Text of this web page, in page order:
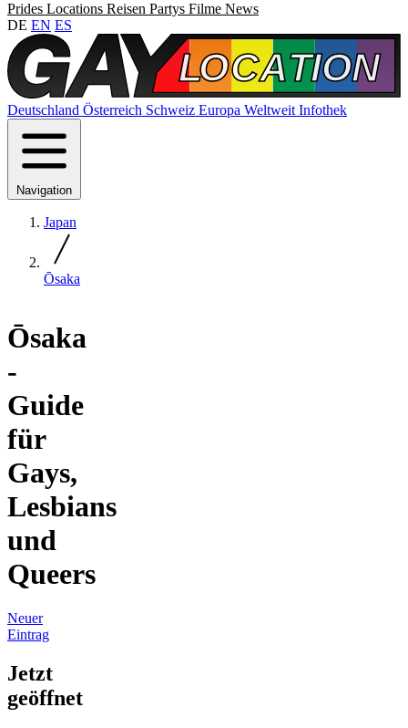
Prides Locations Reisen Partys Filme News
DE EN ES
Deutschland Österreich Schweiz Europa Weltweit Infothek
Navigation
Japan
Ōsaka
Ōsaka
-
Guide
für
Gays,
Lesbians
und
Queers
Neuer
Eintrag
Jetzt
geöffnet